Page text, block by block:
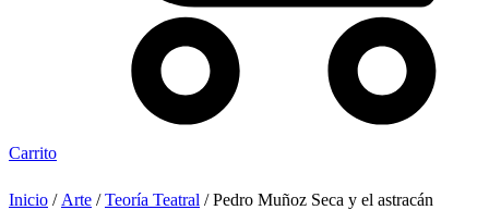
Carrito
Inicio / Arte /Teoría Teatral / Pedro Muñoz Seca y el astracán